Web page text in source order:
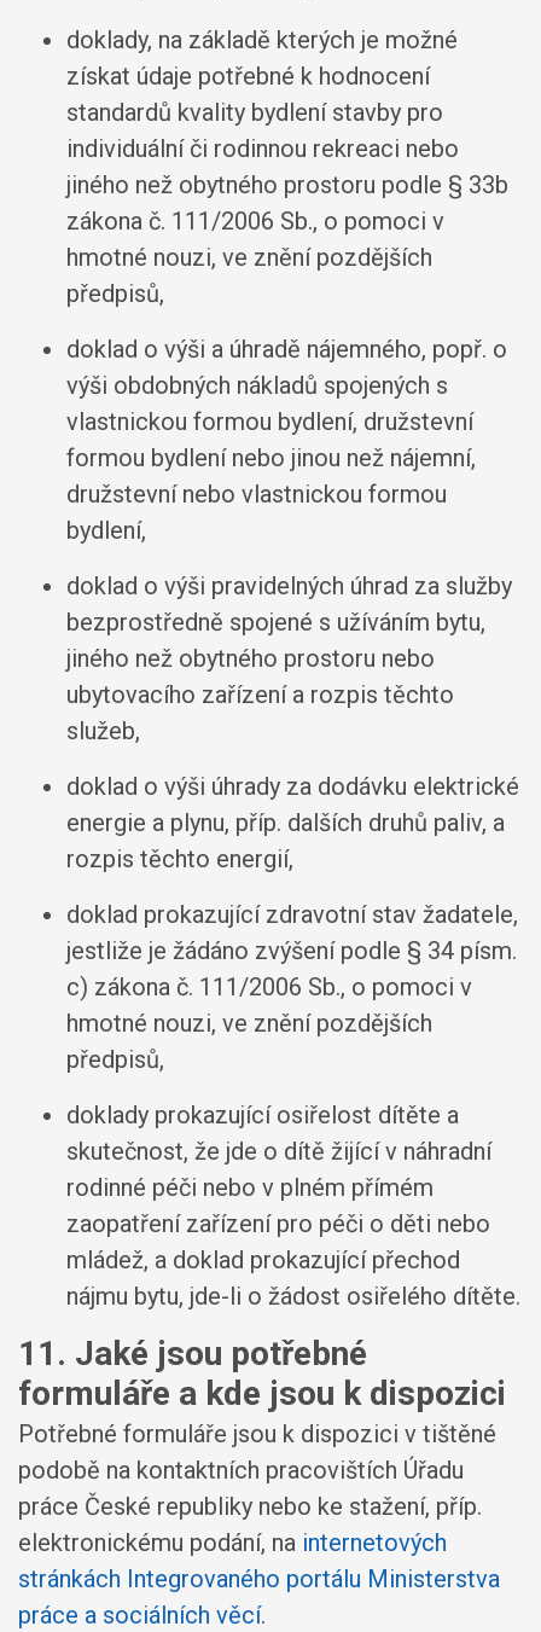
doklady, na základě kterých je možné
získat údaje potřebné k hodnocení
standardů kvality bydlení stavby pro
individuální či rodinnou rekreaci nebo
jiného než obytného prostoru podle § 33b
zákona č. 111/2006 Sb., o pomoci v
hmotné nouzi, ve znění pozdějších
předpisů,
doklad o výši a úhradě nájemného, popř. o
výši obdobných nákladů spojených s
vlastnickou formou bydlení, družstevní
formou bydlení nebo jinou než nájemní,
družstevní nebo vlastnickou formou
bydlení,
doklad o výši pravidelných úhrad za služby
bezprostředně spojené s užíváním bytu,
jiného než obytného prostoru nebo
ubytovacího zařízení a rozpis těchto
služeb,
doklad o výši úhrady za dodávku elektrické
energie a plynu, příp. dalších druhů paliv, a
rozpis těchto energií,
doklad prokazující zdravotní stav žadatele,
jestliže je žádáno zvýšení podle § 34 písm.
c) zákona č. 111/2006 Sb., o pomoci v
hmotné nouzi, ve znění pozdějších
předpisů,
doklady prokazující osiřelost dítěte a
skutečnost, že jde o dítě žijící v náhradní
rodinné péči nebo v plném přímém
zaopatření zařízení pro péči o děti nebo
mládež, a doklad prokazující přechod
nájmu bytu, jde-li o žádost osiřelého dítěte.
11. Jaké jsou potřebné
formuláře a kde jsou k dispozici
Potřebné formuláře jsou k dispozici v tištěné
podobě na kontaktních pracovištích Úřadu
práce České republiky nebo ke stažení, příp.
elektronickému podání, na internetových
stránkách Integrovaného portálu Ministerstva
práce a sociálních věcí.